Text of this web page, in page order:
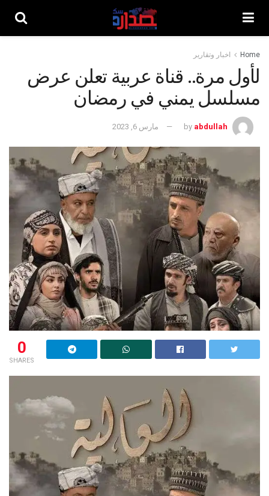
Home اخبار وتقارير
لأول مرة.. قناة عربية تعلن عرض
مسلسل يمني في رمضان
by abdullah مارس 6, 2023
0
SHARES